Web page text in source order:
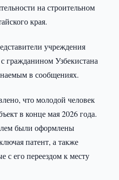
на строительном
края.
учреждения
гражданином Узбекистана
в сообщениях.
что молодой человек
в конце мая 2026 года.
были оформлены
патент, а также
с его переездом к месту